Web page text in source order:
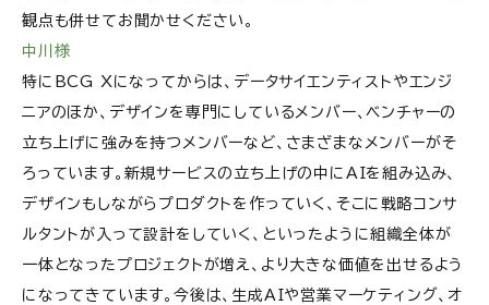
観点も併せてお聞かせください。
中川様
特にBCG Xになってからは、データサイエンティストやエンジ
ニアのほか、デザインを専門にしているメンバー、ベンチャーの
立ち上げに強みを持つメンバーなど、さまざまなメンバーがそ
ろっています。新規サービスの立ち上げの中にAIを組み込み、
デザインもしながらプロダクトを作っていく、そこに戦略コンサ
ルタントが入って設計をしていく、といったように組織全体が
一体となったプロジェクトが増え、より大きな価値を出せるよう
になってきています。今後は、生成AIや営業マーケティング、オ